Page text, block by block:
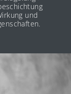
und